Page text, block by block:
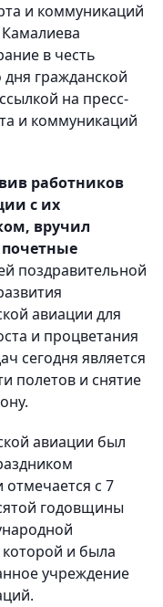
и коммуникаций
в честь
гражданской
на пресс-
и коммуникаций
работников
с их
вручил
поздравительной
авиации для
и процветания
сегодня является
полетов и снятие
авиации был
с 7
годовщины
и была
учреждение